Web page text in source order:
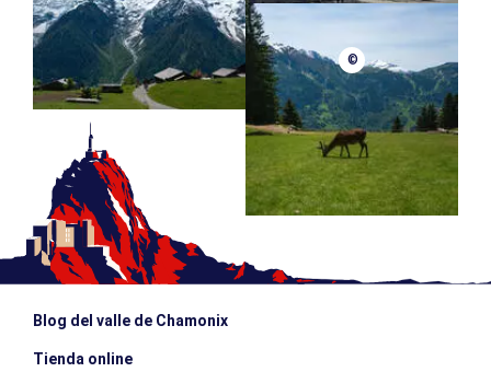
©
Blog del valle de Chamonix
Tienda online